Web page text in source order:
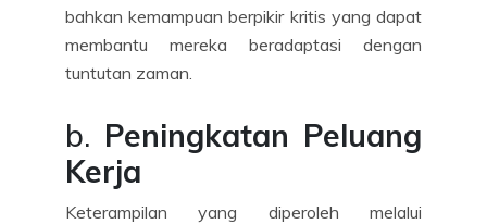
bahkan kemampuan berpikir kritis yang dapat
membantu mereka beradaptasi dengan
tuntutan zaman.
b. Peningkatan Peluang
Kerja
Keterampilan yang diperoleh melalui